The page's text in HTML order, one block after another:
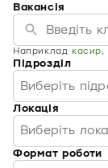
Вакансія
Наприклад касир
Підрозділ
Виберіть
Локація
Виберіть
Формат роботи